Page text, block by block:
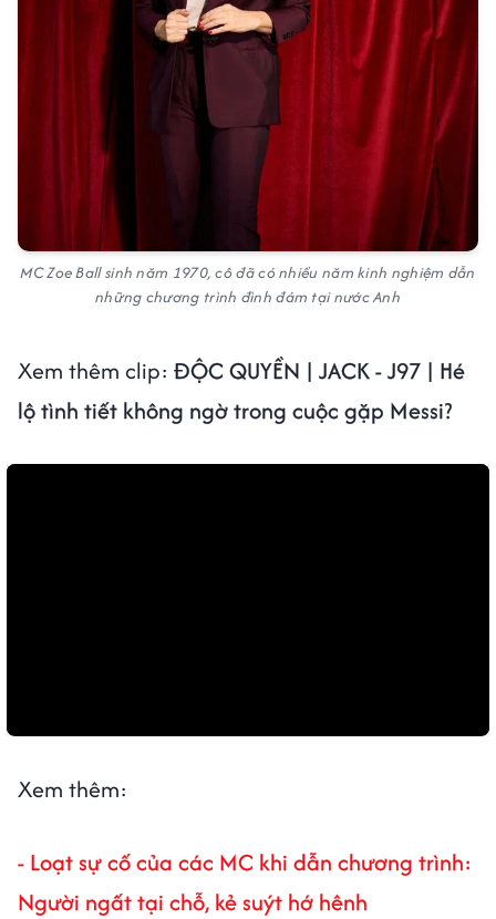
MC Zoe Ball sinh năm 1970, cô đã có nhiều năm kinh nghiệm dẫn
những chương trình đình đám tại nước Anh
Xem thêm clip: ĐỘC QUYỀN | JACK - J97 | Hé
lộ tình tiết không ngờ trong cuộc gặp Messi?
Xem thêm:
- Loạt sự cố của các MC khi dẫn chương trình:
Người ngất tại chỗ, kẻ suýt hớ hênh